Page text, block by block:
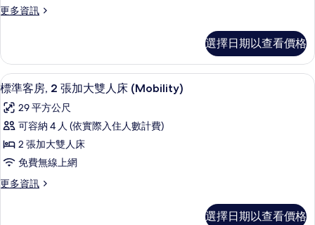
孩
套
房
的
所
有
相
片
更多資訊
更
景
孩
童
房
的
情
選擇日期以查看價格
顯
示
標
準
客
2
客房內保險箱、書桌、熨斗/熨衣板、
4
標準客房, 2 張加大雙人床 (Mobility)
29 平方公尺
可容納 4 人 (依實際入住人數計費)
2 張加大雙人床
免費無線上網
更多資訊
更
選擇日期以查看價格